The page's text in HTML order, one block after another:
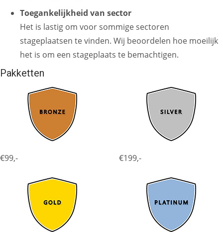
Toegankelijkheid van sector
Het is lastig om voor sommige sectoren
stageplaatsen te vinden. Wij beoordelen hoe moeilijk
het is om een stageplaats te bemachtigen.
Pakketten
€99,- €199,-